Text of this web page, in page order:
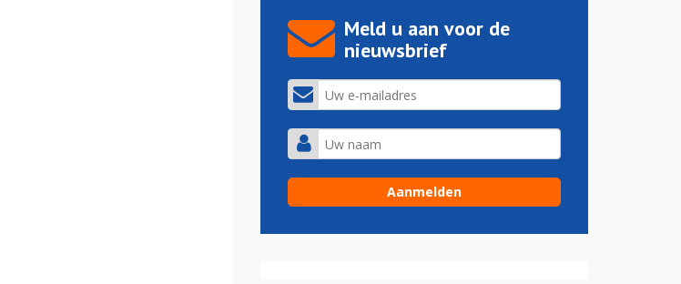
Meld u aan voor de
nieuwsbrief